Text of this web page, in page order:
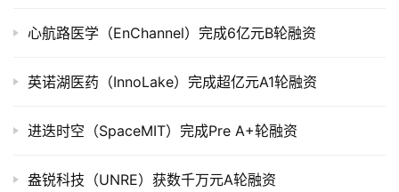
司
市
创
心航路医学（EnChannel）完成6亿元B轮融资
英诺湖医药（InnoLake）完成超亿元A1轮融资
进迭时空（SpaceMIT）完成Pre A+轮融资
盎锐科技（UNRE）获数千万元A轮融资